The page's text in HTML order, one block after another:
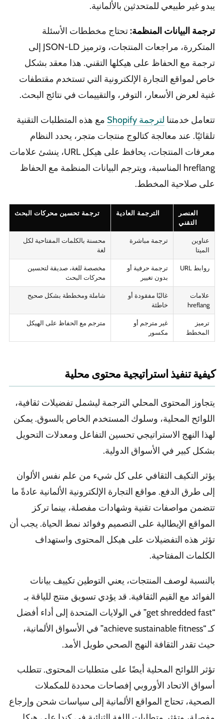
يبدو غير طبيعي للمتحدثين بالألمانية.
ترجمة البيانات المنظمة:تحتاج مخططات الأسئلة
المتكررة، مراجعات المنتجات، وترميز JSON-LD إلى
ترجمة مع الحفاظ على هيكلها التقني. هذا معقد بشكل
خاص لمواقع التجارة الإلكترونية التي تستخدم مقتطفات
غنية لعرض الأسعار، التوفر، والتقييمات في نتائج البحث.
تتعامل خدمتنا لترجمة Shopify
مع هذه المتطلبات التقنية
تلقائيًا. عند معالجة كتالوج منتجات متجر، يحدد النظام
معرفات المنتجات، يحافظ على هيكل URL، ينشئ علامات
hreflang المناسبة، ويترجم البيانات المنظمة مع الحفاظ
على صلاحية المخطط.
العنصر
التقني
الترجمة العادية ترجمة تحسين محركات البحث
عناوين
الميتا
ترجمة مباشرة
محسنة بالكلمات المفتاحية لكل
لغة
روابط URL
ترجمة حرفية أو
بدون تغيير
مخصصة للغة، صديقة لتحسين
محركات البحث
علامات
hreflang
غالبًا مفقودة أو
خاطئة
شاملة ومخططة بشكل صحيح
ترميز
المخطط
غير مترجم أو
مكسور
مترجم مع الحفاظ على الهيكل
كيفية تنفيذ استراتيجية محتوى محلية
يتجاوز المحتوى المحلي الترجمة ليشمل تفضيلات ثقافية،
اللوائح المحلية، وسلوك المستخدم الخاص بالسوق. يمكن
لهذا النهج الاستراتيجي تحسين التفاعل ومعدلات التحويل
بشكل كبير في الأسواق الدولية.
يؤثر التكيف الثقافي على كل شيء من علم نفس الألوان
إلى طرق الدفع. مواقع التجارة الإلكترونية الألمانية عادةً ما
تتضمن مواصفات تقنية وشهادات مفصلة، بينما تركز
المواقع الإيطالية على التصميم وفوائد نمط الحياة. يجب أن
تؤثر هذه التفضيلات على هيكل المحتوى واستهداف
الكلمات المفتاحية.
بالنسبة لوصف المنتجات، يعني التوطين تكييف بيانات
الفوائد مع القيم الثقافية. قد يؤدي تسويق منتج للياقة بـ
“get shredded fast” في الولايات المتحدة إلى أداء أفضل
كـ “achieve sustainable fitness” في الأسواق الألمانية،
حيث تقدر الثقافة النهج الصحي طويل الأمد.
تؤثر اللوائح المحلية أيضًا على متطلبات المحتوى. تتطلب
أسواق الاتحاد الأوروبي إفصاحات محددة للمكملات
الصحية، تحتاج المواقع الألمانية إلى سياسات شحن وإرجاع